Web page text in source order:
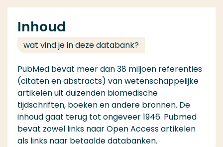
Inhoud
wat vind je in deze databank?
PubMed bevat meer dan 38 miljoen referenties
(citaten en abstracts) van wetenschappelijke
artikelen uit duizenden biomedische
tijdschriften, boeken en andere bronnen. De
inhoud gaat terug tot ongeveer 1946. Pubmed
bevat zowel links naar Open Access artikelen
als links naar betaalde databanken.